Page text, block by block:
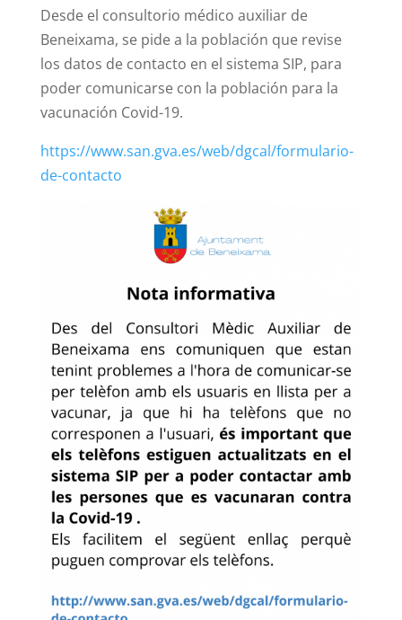
Desde el consultorio médico auxiliar de
Beneixama, se pide a la población que revise
los datos de contacto en el sistema SIP, para
poder comunicarse con la población para la
vacunación Covid-19.
https://www.san.gva.es/web/dgcal/formulario-
de-contacto